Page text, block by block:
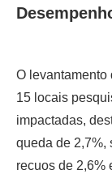
O levantamento
15 locais
impactadas,
queda de 2,7%,
recuos de 2,6%